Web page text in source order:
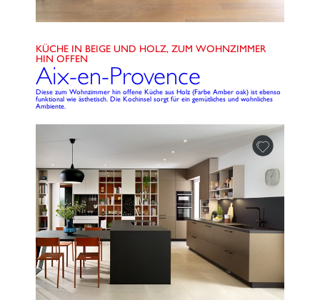
KÜCHE IN BEIGE UND HOLZ, ZUM WOHNZIMMER
HIN OFFEN
Aix-en-Provence
Diese zum Wohnzimmer hin offene Küche aus Holz (Farbe Amber oak) ist ebenso
funktional wie ästhetisch. Die Kochinsel sorgt für ein gemütliches und wohnliches
Ambiente.